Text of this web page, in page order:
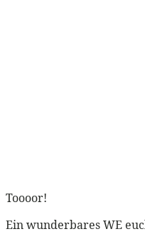
Toooor!
Ein wunderbares WE